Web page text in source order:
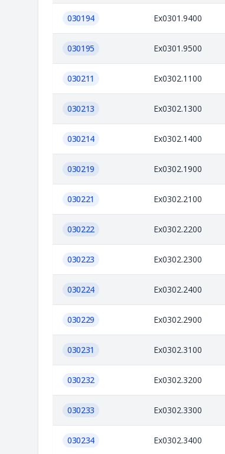
030194 Ex0301.9400
030195 Ex0301.9500
030211 Ex0302.1100
030213 Ex0302.1300
030214 Ex0302.1400
030219 Ex0302.1900
030221 Ex0302.2100
030222 Ex0302.2200
030223 Ex0302.2300
030224 Ex0302.2400
030229 Ex0302.2900
030231 Ex0302.3100
030232 Ex0302.3200
030233 Ex0302.3300
030234 Ex0302.3400